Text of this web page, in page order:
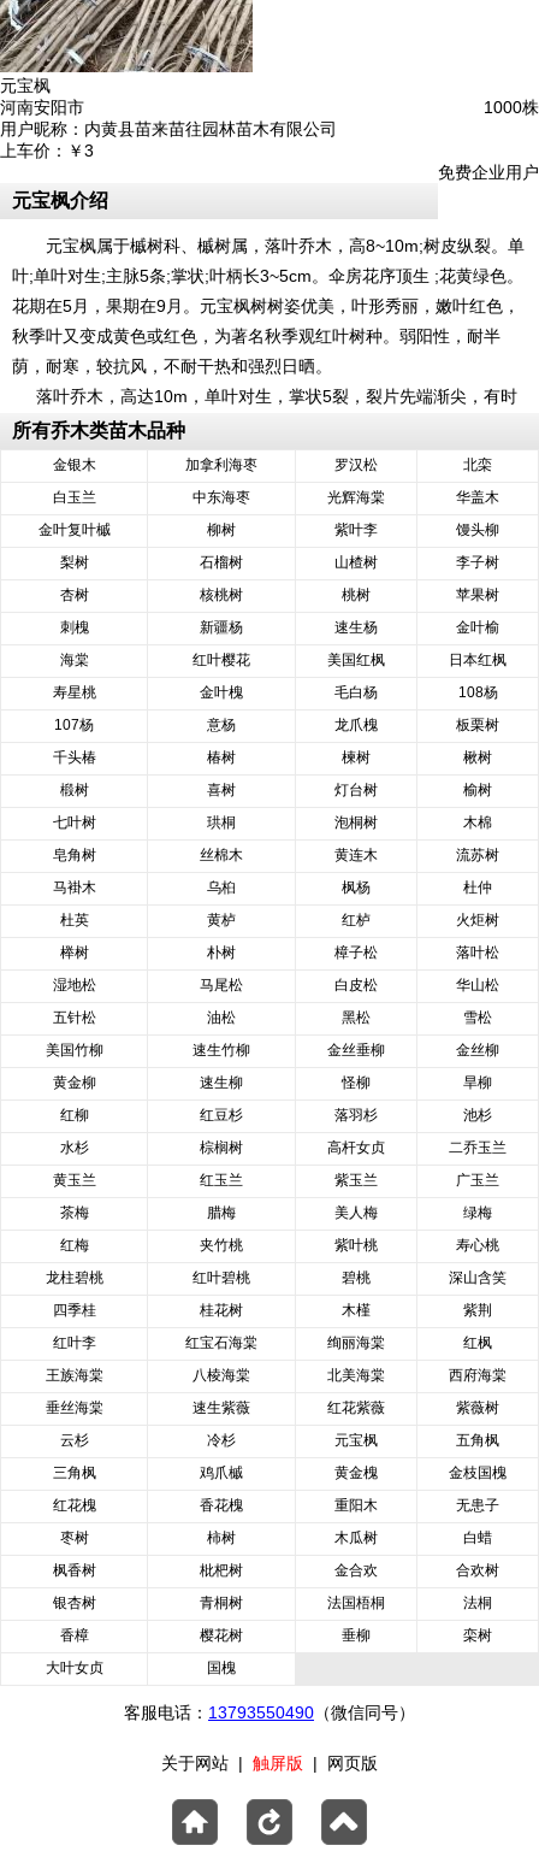
元宝枫
1000株
河南安阳市
用户昵称： 内黄县苗来苗往园林苗木有限公司
上车价： ￥3
免费企业用户
元宝枫介绍
元宝枫属于槭树科、槭树属，落叶乔木，高8~10m;树皮纵裂。单
叶;单叶对生;主脉5条;掌状;叶柄长3~5cm。伞房花序顶生 ;花黄绿色。
花期在5月，果期在9月。元宝枫树树姿优美，叶形秀丽，嫩叶红色，
秋季叶又变成黄色或红色，为著名秋季观红叶树种。弱阳性，耐半
荫，耐寒，较抗风，不耐干热和强烈日晒。
落叶乔木，高达10m，单叶对生，掌状5裂，裂片先端渐尖，有时
中裂片或中部3裂片又3裂，叶基通常截形最下部两裂片有时向下开
展。花小而黄绿色，花成顶生聚伞花序，4月花与叶同放。翅果扁平，
翅较宽而略长于果核，形似元宝
所有乔木类苗木品种
金银木 加拿利海枣 罗汉松
北栾
白玉兰
中东海枣 光辉海棠
华盖木
金叶复叶槭
柳树 紫叶李
馒头柳
梨树
石榴树 山楂树
李子树
杏树
核桃树 桃树
苹果树
刺槐
新疆杨 速生杨
金叶榆
海棠
红叶樱花 美国红枫
日本红枫
寿星桃
金叶槐 毛白杨
108杨
107杨
意杨 龙爪槐
板栗树
千头椿
椿树 楝树
楸树
椴树
喜树 灯台树
榆树
七叶树
珙桐 泡桐树
木棉
皂角树
丝棉木 黄连木
流苏树
马褂木
乌桕 枫杨
杜仲
杜英
黄栌 红栌
火炬树
榉树
朴树 樟子松
落叶松
湿地松
马尾松 白皮松
华山松
五针松
油松 黑松
雪松
美国竹柳
速生竹柳 金丝垂柳
金丝柳
黄金柳
速生柳 怪柳
旱柳
红柳
红豆杉 落羽杉
池杉
水杉
棕榈树 高杆女贞
二乔玉兰
黄玉兰
红玉兰 紫玉兰
广玉兰
茶梅
腊梅 美人梅
绿梅
红梅
夹竹桃 紫叶桃
寿心桃
龙柱碧桃
红叶碧桃 碧桃
深山含笑
四季桂
桂花树 木槿
紫荆
红叶李
红宝石海棠 绚丽海棠
红枫
王族海棠
八棱海棠 北美海棠
西府海棠
垂丝海棠
速生紫薇 红花紫薇
紫薇树
云杉
冷杉 元宝枫
五角枫
三角枫
鸡爪槭 黄金槐
金枝国槐
红花槐
香花槐 重阳木
无患子
枣树
柿树 木瓜树
白蜡
枫香树
枇杷树 金合欢
合欢树
银杏树
青桐树 法国梧桐
法桐
香樟
樱花树 垂柳
栾树
大叶女贞
国槐
客服电话： 13793550490 （微信同号）
关于网站 | 触屏版 | 网页版